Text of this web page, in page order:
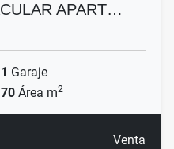
APART…
1 Garaje
70 Área m2
Venta